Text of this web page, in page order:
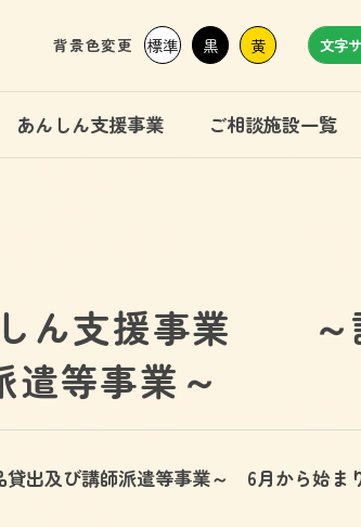
背景色変更 標準 黒 黄 文字
あんしん支援事業 ご相談施設一覧
しん支援事業 ～
遣等事業～
出及び講師派遣等事業～ 6月から始ま